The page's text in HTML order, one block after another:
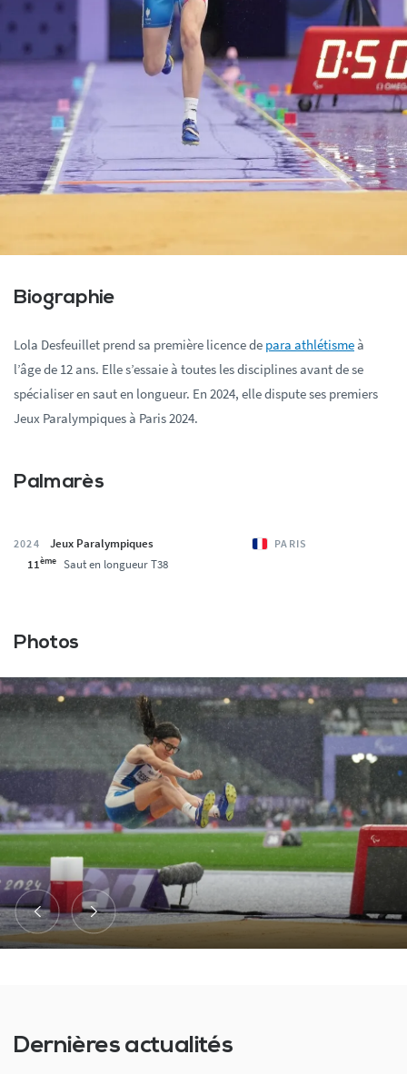
Biographie
Lola Desfeuillet prend sa première licence de para athlétismeà
l’âge de 12 ans. Elle s’essaie à toutes les disciplines avant de se
spécialiser en saut en longueur. En 2024, elle dispute ses premiers
Jeux Paralympiques à Paris 2024.
Palmarès
2024 Jeux Paralympiques PARIS
11ème Saut en longueur T38
Photos
Dernières actualités